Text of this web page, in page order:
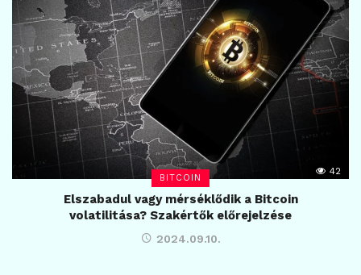
BITCOIN
42
Elszabadul vagy mérséklődik a Bitcoin
volatilitása? Szakértők előrejelzése
2024.09.10.